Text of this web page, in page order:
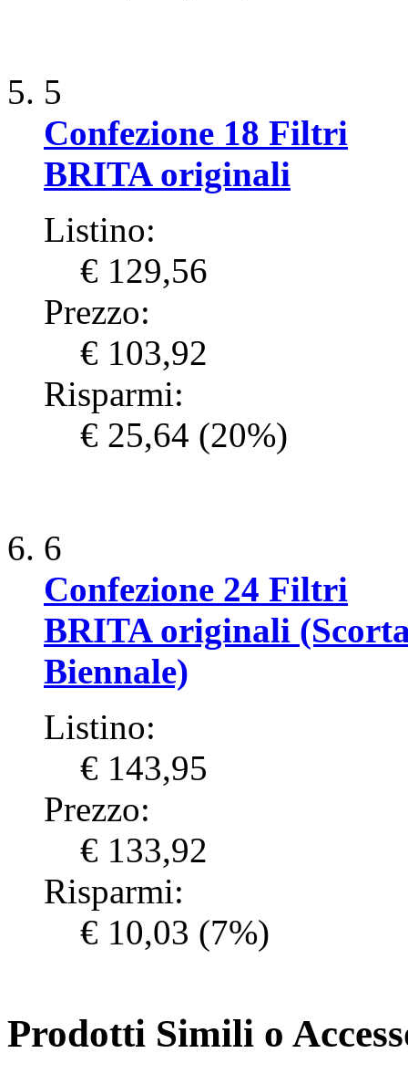
5
Confezione 18 Filtri
BRITA originali
Listino:
€ 129,56
Prezzo:
€ 103,92
Risparmi:
€ 25,64 (20%)
6
Confezione 24 Filtri
BRITA originali
Biennale)
Listino:
€ 143,95
Prezzo:
€ 133,92
Risparmi:
€ 10,03 (7%)
Prodotti Simili o